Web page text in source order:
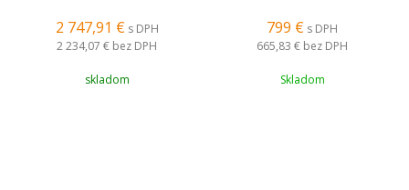
2 747,91 € s DPH
2 234,07 € bez DPH
skladom
799 € s DPH
665,83 € bez DPH
Skladom